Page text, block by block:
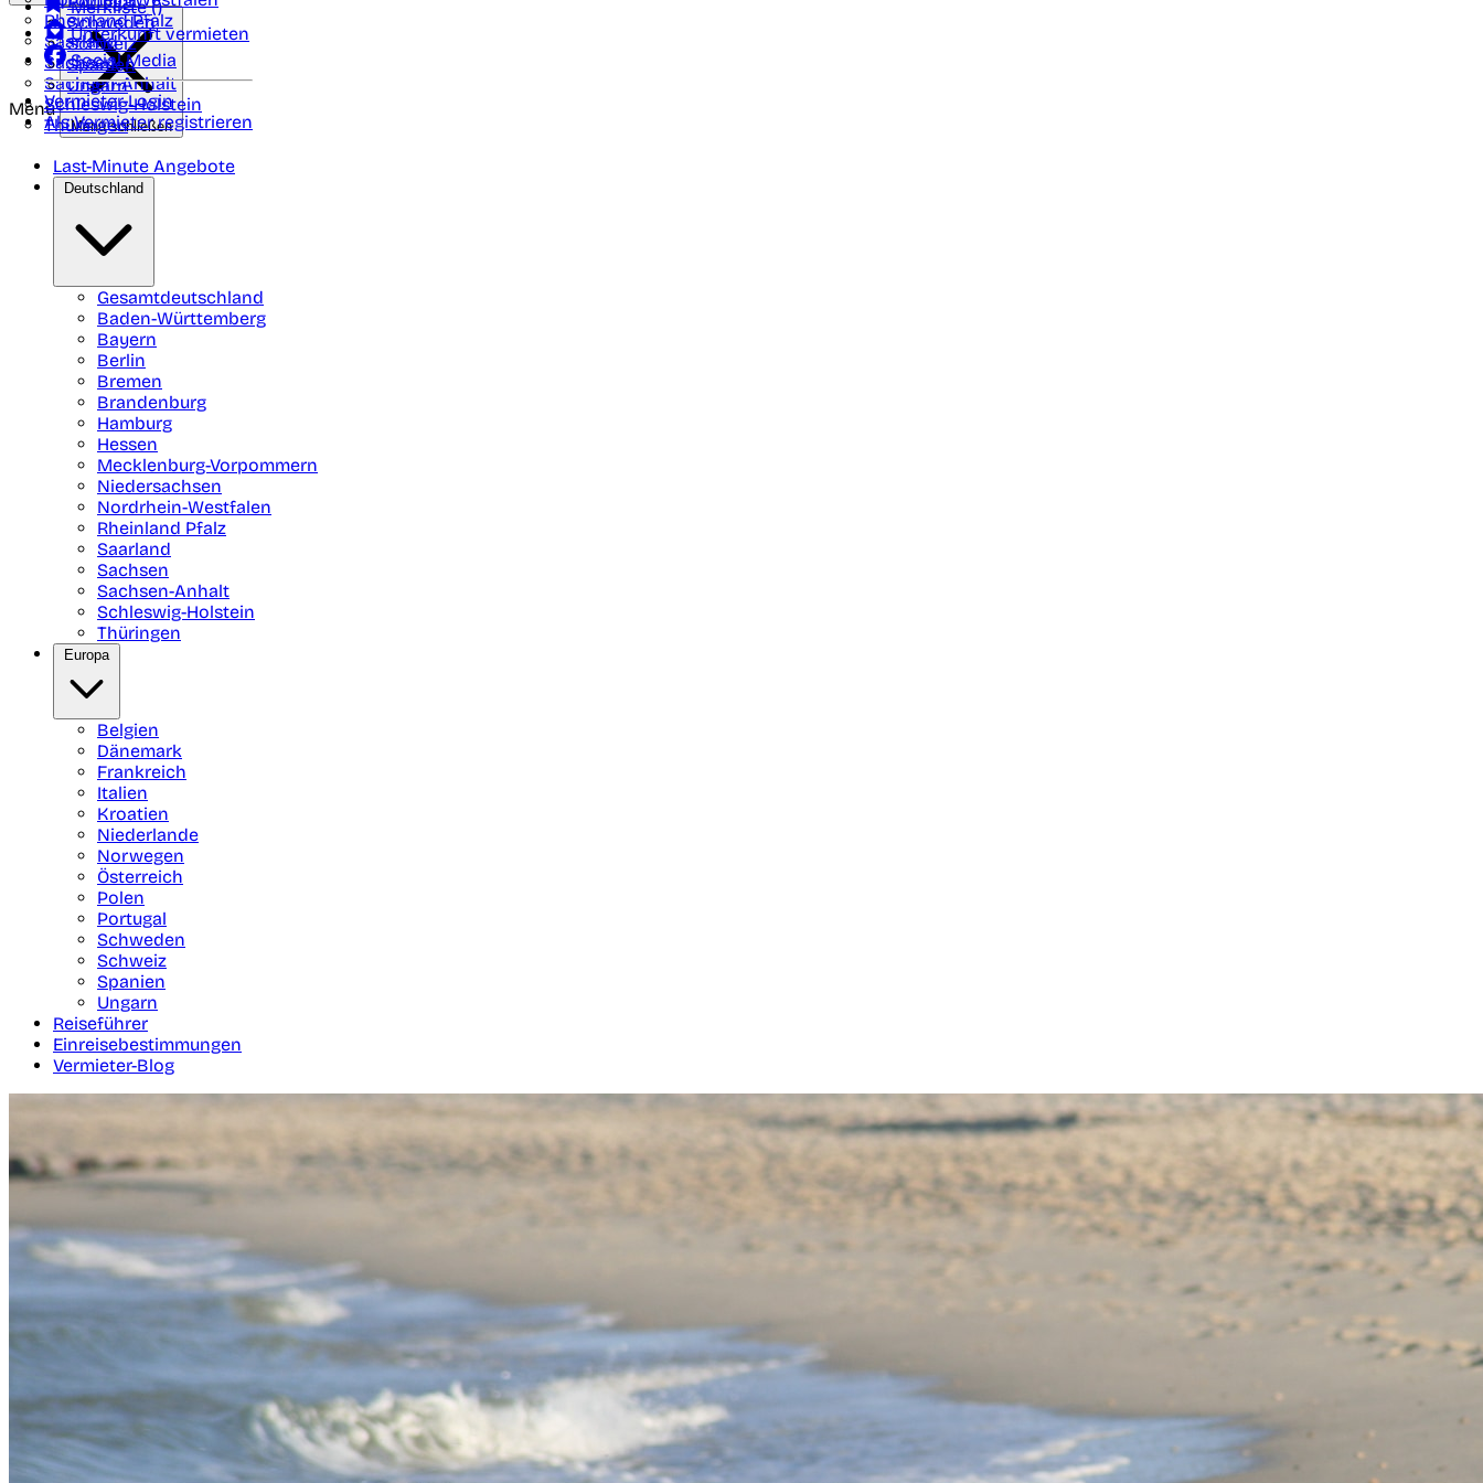
Rheinland Pfalz
Saarland
Sachsen
Sachsen-Anhalt
Schleswig-Holstein
Thüringen
Schweden
Schweiz
Spanien
Ungarn
Merkliste ()
Unterkunft vermieten
Social Media
Vermieter-Login
Als Vermieter registrieren
Menü
Menü schließen
Last-Minute Angebote
Deutschland
Gesamtdeutschland
Baden-Württemberg
Bayern
Berlin
Bremen
Brandenburg
Hamburg
Hessen
Mecklenburg-Vorpommern
Niedersachsen
Nordrhein-Westfalen
Rheinland Pfalz
Saarland
Sachsen
Sachsen-Anhalt
Schleswig-Holstein
Thüringen
Europa
Belgien
Dänemark
Frankreich
Italien
Kroatien
Niederlande
Norwegen
Österreich
Polen
Portugal
Schweden
Schweiz
Spanien
Ungarn
Reiseführer
Einreisebestimmungen
Vermieter-Blog